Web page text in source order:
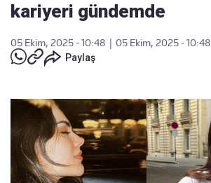
kariyeri gündemde
05 Ekim, 2025 - 10:48
05 Ekim, 2025 - 10:48
Paylaş